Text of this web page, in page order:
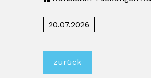
20.07.2026
zurück